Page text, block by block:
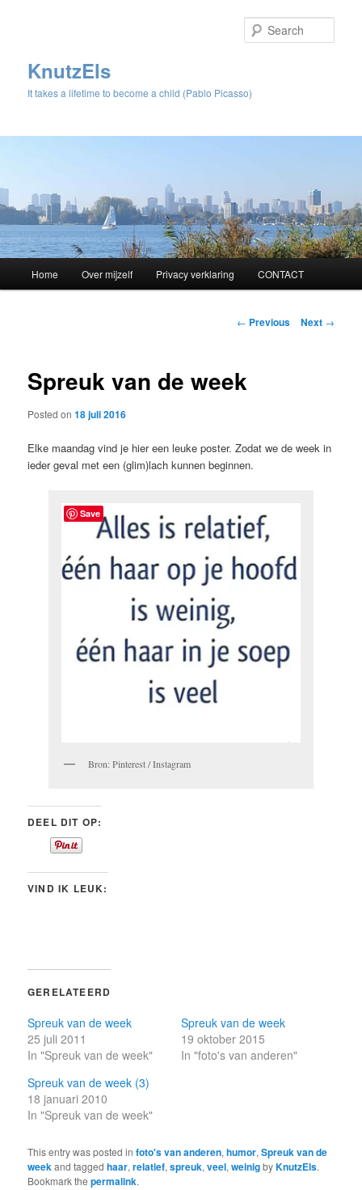
KnutzEls
It takes a lifetime to become a child (Pablo Picasso)
Skip
content
Home Over mijzelf Privacy verklaring CONTACT
Post
← Previous Next →
Spreuk van de week
Posted on18 juli 2016
Elke maandag vind je hier een leuke poster. Zodat we de week in
ieder geval met een (glim)lach kunnen beginnen.
Bron: Pinterest / Instagram
DEEL DIT OP:
VIND IK LEUK:
GERELATEERD
Spreuk van de week
25 juli 2011
In "Spreuk van de week"
Spreuk van de week
19 oktober 2015
In "foto's van anderen"
Spreuk van de week (3)
18 januari 2010
In "Spreuk van de week"
This entry was posted infoto's van anderen,humor,Spreuk van de
weekand taggedhaar,relatief,spreuk,veel,weinigbyKnutzEls.
Bookmark thepermalink.
Save